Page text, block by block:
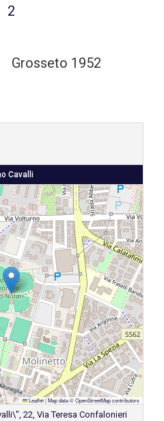
2
Grosseto 1952
Cavalli
Leaflet|Map data ©OpenStreetMapcontributors
22, Via Teresa Confalonieri